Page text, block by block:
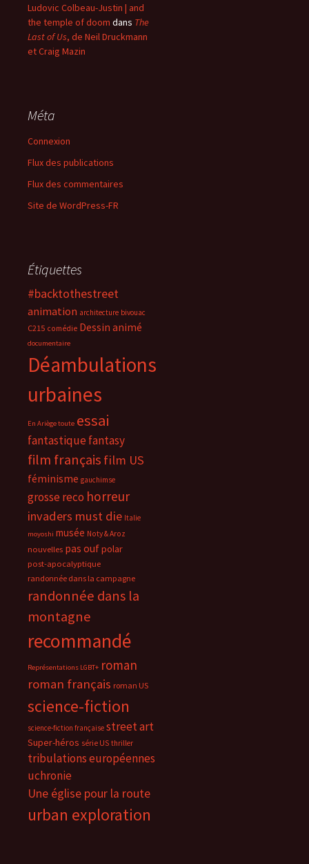
Ludovic Colbeau-Justin | and
the temple of doom dans The
Last of Us, de Neil Druckmann
et Craig Mazin
Méta
Connexion
Flux des publications
Flux des commentaires
Site de WordPress-FR
Étiquettes
#backtothestreet
animation architecture bivouac
C215 comédie Dessin animé
documentaire
Déambulations
urbaines
En Ariège toute essai
fantastiquefantasy
film français film US
féminisme gauchimse
grosse reco horreur
invaders must die Italie
moyoshi musée Noty & Aroz
nouvelles pas oufpolar
post-apocalyptique
randonnée dans la campagne
randonnée dans la
montagne
recommandé
Représentations LGBT+ roman
roman français roman US
science-fiction
science-fiction française street art
Super-héros série US thriller
tribulations européennes
uchronie
Une église pour la route
urban exploration